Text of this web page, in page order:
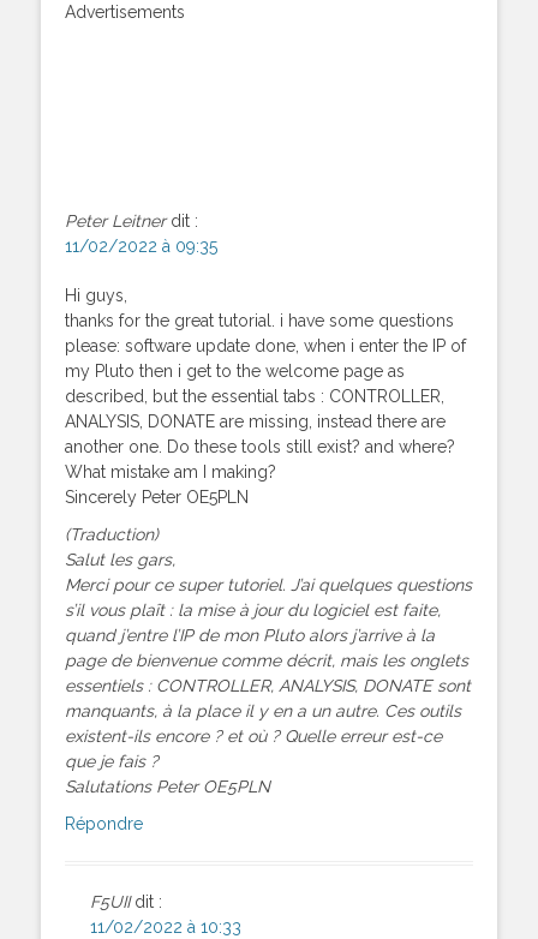
Advertisements
Peter Leitner dit :
11/02/2022 à 09:35
Hi guys,
thanks for the great tutorial. i have some questions
please: software update done, when i enter the IP of
my Pluto then i get to the welcome page as
described, but the essential tabs : CONTROLLER,
ANALYSIS, DONATE are missing, instead there are
another one. Do these tools still exist? and where?
What mistake am I making?
Sincerely Peter OE5PLN
(Traduction)
Salut les gars,
Merci pour ce super tutoriel. J’ai quelques questions
s’il vous plaît : la mise à jour du logiciel est faite,
quand j’entre l’IP de mon Pluto alors j’arrive à la
page de bienvenue comme décrit, mais les onglets
essentiels : CONTROLLER, ANALYSIS, DONATE sont
manquants, à la place il y en a un autre. Ces outils
existent-ils encore ? et où ? Quelle erreur est-ce
que je fais ?
Salutations Peter OE5PLN
Répondre
F5UII dit :
11/02/2022 à 10:33